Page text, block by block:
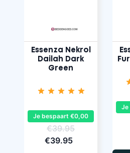
Essenza Nekrol
Dailah Dark
Green
Je bespaart €0,00
€39.95
€39.95
Je